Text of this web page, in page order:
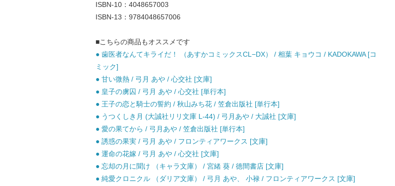
ISBN-10：4048657003
ISBN-13：9784048657006
■こちらの商品もオススメです
● 歯医者なんてキライだ！ （あすかコミックスCL−DX） / 相葉 キョウコ / KADOKAWA [コ
ミック]
● 甘い微熱 / 弓月 あや / 心交社 [文庫]
● 皇子の虜囚 / 弓月 あや / 心交社 [単行本]
● 王子の恋と騎士の誓約 / 秋山みち花 / 笠倉出版社 [単行本]
● うつくしき月 (大誠社リリ文庫 L-44) / 弓月あや / 大誠社 [文庫]
● 愛の果てから / 弓月あや / 笠倉出版社 [単行本]
● 誘惑の果実 / 弓月 あや / フロンティアワークス [文庫]
● 運命の花嫁 / 弓月 あや / 心交社 [文庫]
● 忘却の月に聞け （キャラ文庫） / 宮緒 葵 / 徳間書店 [文庫]
● 純愛クロニクル （ダリア文庫） / 弓月 あや、 小禄 / フロンティアワークス [文庫]